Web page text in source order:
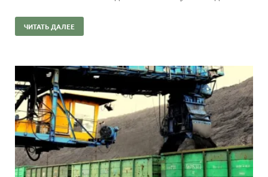
ЧИТАТЬ ДАЛЕЕ